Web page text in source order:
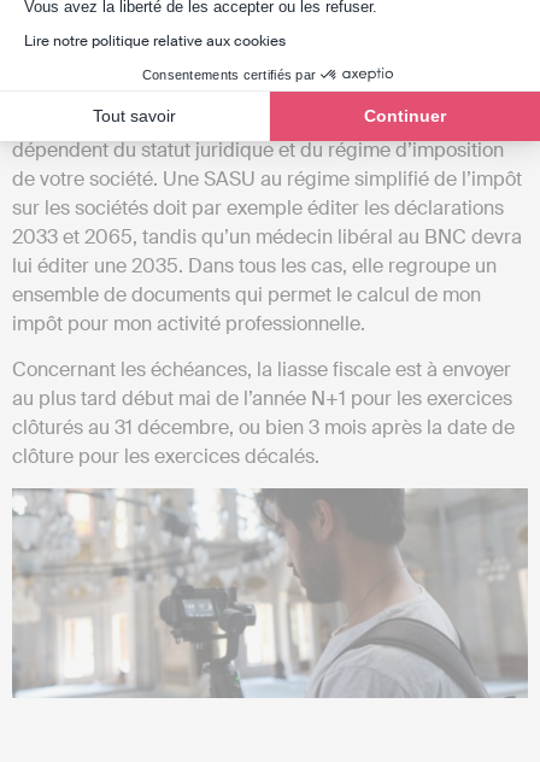
Vous avez la liberté de les accepter ou les refuser.
Lire notre politique relative aux cookies
Consentements certifiés par
Tout savoir Continuer
exemple).
La Liasse Fiscale
Le ou les formulaires à remplir pour votreLiasse Fiscale
dépendent du statut juridique et du régime d’imposition
de votre société. Une SASU au régime simplifié de l’impôt
sur les sociétés doit par exemple éditer les déclarations
2033 et 2065, tandis qu’un médecin libéral au BNC devra
lui éditer une 2035. Dans tous les cas, elle regroupe un
ensemble de documents qui permet le calcul de mon
impôt pour mon activité professionnelle.
Concernant les échéances, la liasse fiscale est à envoyer
au plus tard début mai de l’année N+1 pour les exercices
clôturés au 31 décembre, ou bien 3 mois après la date de
clôture pour les exercices décalés.